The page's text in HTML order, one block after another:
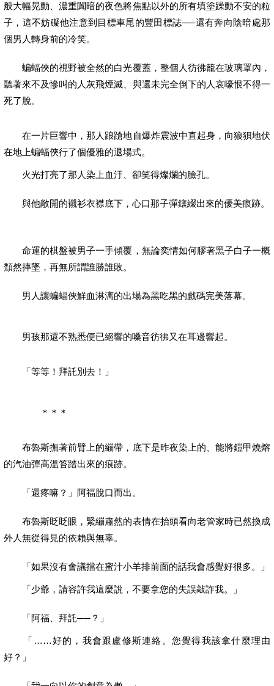
般大幅晃動、濃重闐暗的夜色將焦點以外的所有填塗躁動不安的粒
子，這不妨礙他注意到目標車尾的豐田標誌──還有奔向陰暗處那
個男人轉身前的冷笑。
蝙蝠俠的視野被全然的白光覆蓋，整個人彷彿籠在玻璃罩內，
聽著來不及慘叫的人灰飛煙滅、與還未完全倒下的人哀嚎恨不得一
死了脫。
在一片巨響中，那人踉蹌地自爆炸震波中直起身，向狼狽地伏
在地上蝙蝠俠行了個優雅的退場式。
火光打亮了那人染上血汙、卻笑得燦爛的臉孔。
與他敞開的襯衫衣襟底下，心口那子彈鑲綴出來的優美痕跡。
命運的棋盤被男子一手傾覆，無論奕情如何膠著黑子白子一概
頹然摔墜，再無所謂誰勝誰敗。
男人讓蝙蝠俠鮮血淋漓的出場為黑吃黑的戲碼完美落幕。
男孩那還不熟悉便已絕響的嗓音彷彿又在耳邊響起。
「等等！拜託別去！」
＊＊＊
布魯斯撫著前臂上的繃帶，底下是昨夜染上的、能將鎧甲燒熔
的汽油彈高溫笞踏出來的痕跡。
「還疼嘛？」阿福脫口而出。
布魯斯眨眨眼，緊繃肅然的表情在抬頭看向老管家時已然換成
外人無從得見的依賴與無辜。
「如果沒有會議擋在蜜汁小羊排前面的話我會感覺好很多。」
「少爺，請容許我這麼說，不要拿您的失誤敲詐我。」
「阿福、拜託──？」
「……好的，我會跟盧修斯連絡。您覺得我該拿什麼理由
好？」